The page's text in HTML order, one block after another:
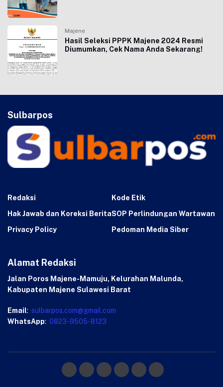
Majene
Hasil Seleksi PPPK Majene 2024 Resmi
Diumumkan, Cek Nama Anda Sekarang!
Sulbarpos
Redaksi
Kode Etik
Hak Jawab dan Koreksi BeritaSOP Perlindungan Wartawan
Privacy Policy
Pedoman Media Siber
Alamat Redaksi
Jalan Poros Majene-Mamuju, Kelurahan Malunda,
Kabupaten Majene Sulawesi Barat
Email: sulbarpos.com@gmail.com
WhatsApp: 0823-9505-8123